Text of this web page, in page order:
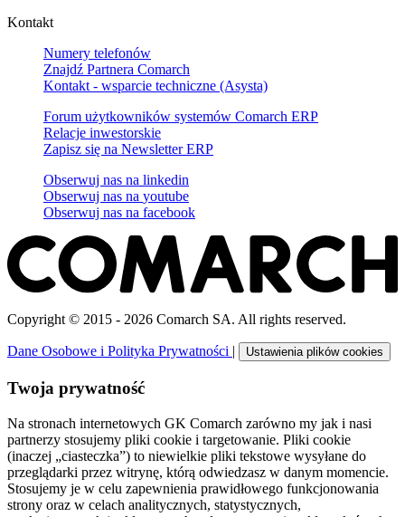
Kontakt
Numery telefonów
Znajdź Partnera Comarch
Kontakt - wsparcie techniczne (Asysta)
Forum użytkowników systemów Comarch ERP
Relacje inwestorskie
Zapisz się na Newsletter ERP
Obserwuj nas na linkedin
Obserwuj nas na youtube
Obserwuj nas na facebook
Copyright © 2015 - 2026 Comarch SA. All rights reserved.
Dane Osobowe i Polityka Prywatności | Ustawienia plików cookies
Twoja prywatność
Na stronach internetowych GK Comarch zarówno my jak i nasi
partnerzy stosujemy pliki cookie i targetowanie. Pliki cookie
(inaczej „ciasteczka”) to niewielkie pliki tekstowe wysyłane do
przeglądarki przez witrynę, którą odwiedzasz w danym momencie.
Stosujemy je w celu zapewnienia prawidłowego funkcjonowania
strony oraz w celach analitycznych, statystycznych,